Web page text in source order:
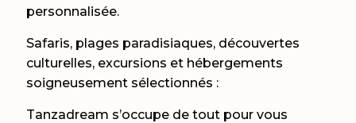
personnalisée.
Safaris, plages paradisiaques, découvertes
culturelles, excursions et hébergements
soigneusement sélectionnés :
Tanzadream s’occupe de tout pour vous